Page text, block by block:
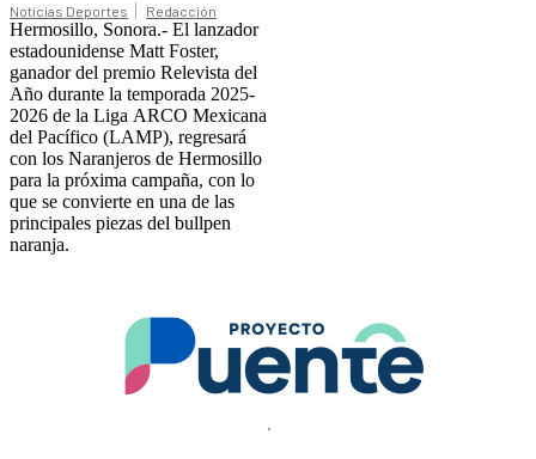
Noticias Deportes Redacción
Hermosillo, Sonora.- El lanzador
estadounidense Matt Foster,
ganador del premio Relevista del
Año durante la temporada 2025-
2026 de la Liga ARCO Mexicana
del Pacífico (LAMP), regresará
con los Naranjeros de Hermosillo
para la próxima campaña, con lo
que se convierte en una de las
principales piezas del bullpen
naranja.
.